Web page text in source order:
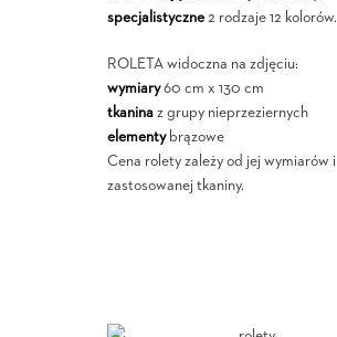
specjalistyczne2 rodzaje 12 kolorów.
ROLETA widoczna na zdjęciu:
wymiary60 cm x 130 cm
tkaninaz grupy nieprzeziernych
elementybrązowe
Cena rolety zależy od jej wymiarów i
zastosowanej tkaniny.